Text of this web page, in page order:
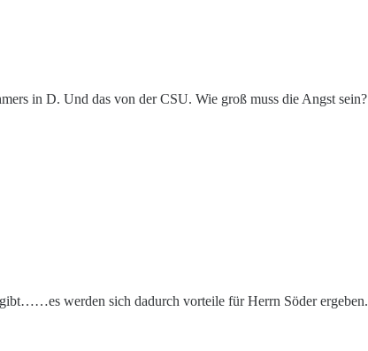
in D. Und das von der CSU. Wie groß muss die Angst sein?
werden sich dadurch vorteile für Herrn Söder ergeben.